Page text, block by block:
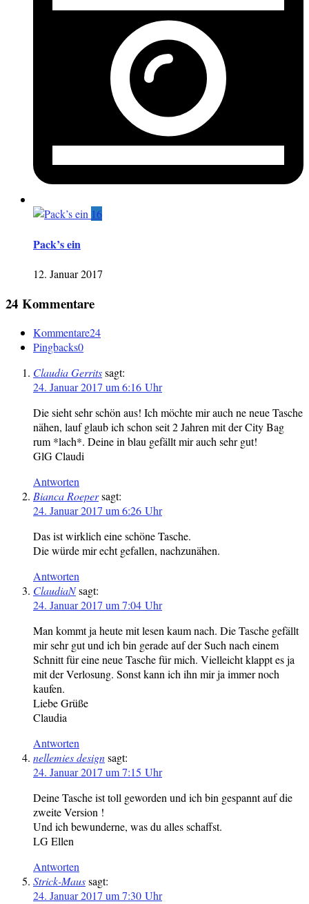
16
Pack’s ein
12. Januar 2017
24 Kommentare
Kommentare24
Pingbacks0
Claudia Gerritssagt:
24. Januar 2017 um 6:16 Uhr
Die sieht sehr schön aus! Ich möchte mir auch ne neue Tasche
nähen, lauf glaub ich schon seit 2 Jahren mit der City Bag
rum *lach*. Deine in blau gefällt mir auch sehr gut!
GlG Claudi
Antworten
Bianca Roepersagt:
24. Januar 2017 um 6:26 Uhr
Das ist wirklich eine schöne Tasche.
Die würde mir echt gefallen, nachzunähen.
Antworten
ClaudiaNsagt:
24. Januar 2017 um 7:04 Uhr
Man kommt ja heute mit lesen kaum nach. Die Tasche gefällt
mir sehr gut und ich bin gerade auf der Such nach einem
Schnitt für eine neue Tasche für mich. Vielleicht klappt es ja
mit der Verlosung. Sonst kann ich ihn mir ja immer noch
kaufen.
Liebe Grüße
Claudia
Antworten
nellemies designsagt:
24. Januar 2017 um 7:15 Uhr
Deine Tasche ist toll geworden und ich bin gespannt auf die
zweite Version !
Und ich bewunderne, was du alles schaffst.
LG Ellen
Antworten
Strick-Maussagt:
24. Januar 2017 um 7:30 Uhr